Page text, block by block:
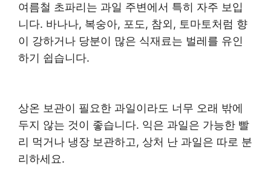
여름철 초파리는 과일 주변에서 특히 자주 보입
니다. 바나나, 복숭아, 포도, 참외, 토마토처럼 향
이 강하거나 당분이 많은 식재료는 벌레를 유인
하기 쉽습니다.
상온 보관이 필요한 과일이라도 너무 오래 밖에
두지 않는 것이 좋습니다. 익은 과일은 가능한 빨
리 먹거나 냉장 보관하고, 상처 난 과일은 따로 분
리하세요.